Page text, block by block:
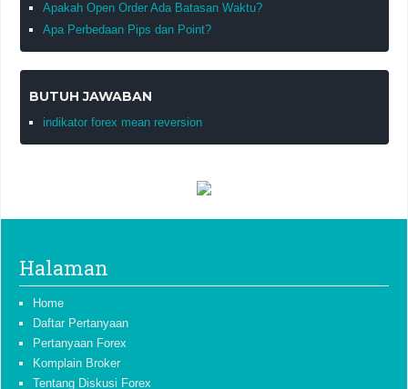
Apakah Open Order Ada Batasan Waktu?
Apa Perbedaan Pips dan Point?
BUTUH JAWABAN
indikator forex mean reversion
Halaman
Home
Daftar Pertanyaan
Pertanyaan Forex
Komplain Broker
Tentang Diskusi Forex